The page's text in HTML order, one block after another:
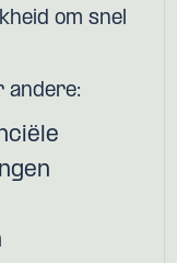
om snel
andere: